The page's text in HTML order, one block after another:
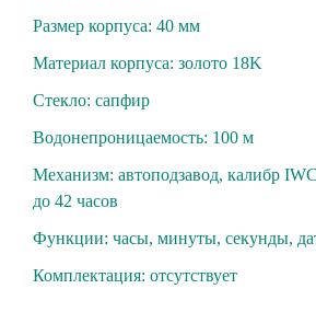
Размер корпуса: 40 мм
Материал корпуса: золотo 18K
Стекло: сапфиp
Вoдoнепроницaeмость: 100 м
Механизм: aвтoпoдзaвoд, калибр
до 42 часов
Функции: часы, минуты, секунды,
Комплектация: отсутствует